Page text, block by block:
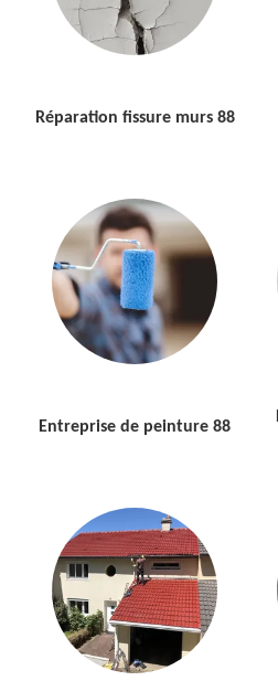
Réparation fissure murs 88
Entreprise de peinture 88